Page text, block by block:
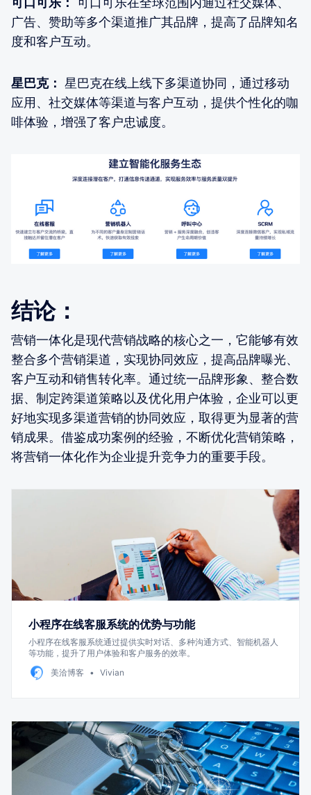
广告、赞助等多个渠道推广其品牌，提高了品牌知名
度和客户互动。
星巴克： 星巴克在线上线下多渠道协同，通过移动
应用、社交媒体等渠道与客户互动，提供个性化的咖
啡体验，增强了客户忠诚度。
结论：
营销一体化是现代营销战略的核心之一，它能够有效
整合多个营销渠道，实现协同效应，提高品牌曝光、
客户互动和销售转化率。通过统一品牌形象、整合数
据、制定跨渠道策略以及优化用户体验，企业可以更
好地实现多渠道营销的协同效应，取得更为显著的营
销成果。借鉴成功案例的经验，不断优化营销策略，
将营销一体化作为企业提升竞争力的重要手段。
小程序在线客服系统的优势与功能
小程序在线客服系统通过提供实时对话、多种沟通方式、智能机器人
等功能，提升了用户体验和客户服务的效率。
美洽博客
Vivian